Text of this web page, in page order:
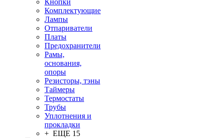
Кнопки
Комплектующие
Лампы
Отпариватели
Платы
Предохранители
Рамы,
основания,
опоры
Резисторы, тэны
Таймеры
Термостаты
Трубы
Уплотнения и
прокладки
+ ЕЩЕ 15